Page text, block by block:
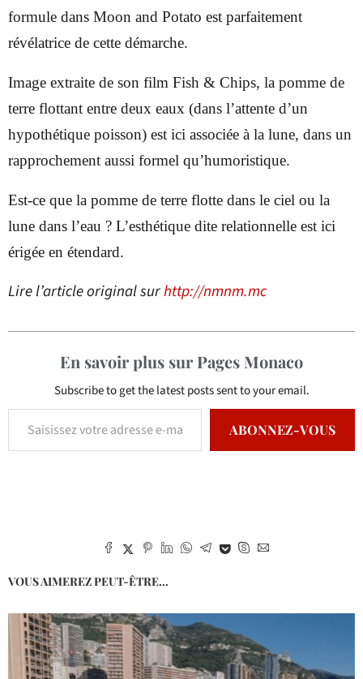
formule dans Moon and Potato est parfaitement
révélatrice de cette démarche.
Image extraite de son film Fish & Chips, la pomme de
terre flottant entre deux eaux (dans l’attente d’un
hypothétique poisson) est ici associée à la lune, dans un
rapprochement aussi formel qu’humoristique.
Est-ce que la pomme de terre flotte dans le ciel ou la
lune dans l’eau ? L’esthétique dite relationnelle est ici
érigée en étendard.
Lire l’article original surhttp://nmnm.mc
En savoir plus sur Pages Monaco
Subscribe to get the latest posts sent to your email.
ABONNEZ-VOUS
VOUS AIMEREZ PEUT-ÊTRE...